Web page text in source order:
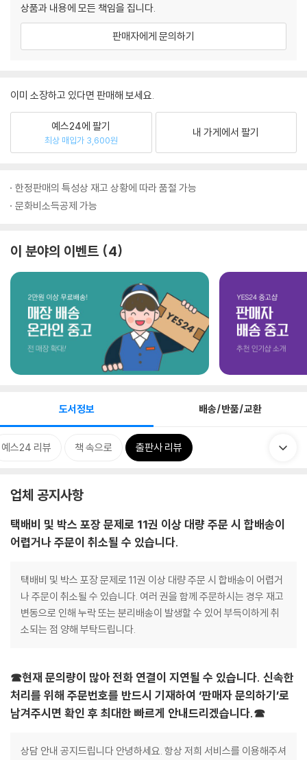
상품과 내용에 모든 책임을 집니다.
판매자에게 문의하기
이미 소장하고 있다면 판매해 보세요.
예스24에 팔기
최상 매입가 3,600원
내 가게에서 팔기
한정판매의 특성상 재고 상황에 따라 품절 가능
문화비소득공제 가능
이 분야의 이벤트 4
도서정보 배송/반품/교환
예스24 리뷰 책 속으로 출판사 리뷰
업체 공지사항
택배비 및 박스 포장 문제로 11권 이상 대량 주문 시 합배송이
어렵거나 주문이 취소될 수 있습니다.
택배비 및 박스 포장 문제로 11권 이상 대량 주문 시 합배송이 어렵거
나 주문이 취소될 수 있습니다. 여러 권을 함께 주문하시는 경우 재고
변동으로 인해 누락 또는 분리배송이 발생할 수 있어 부득이하게 취
소되는 점 양해 부탁드립니다.
☎현재 문의량이 많아 전화 연결이 지연될 수 있습니다. 신속한
처리를 위해 주문번호를 반드시 기재하여 ‘판매자 문의하기’로
남겨주시면 확인 후 최대한 빠르게 안내드리겠습니다.☎
상담 안내 공지드립니다 안녕하세요. 항상 저희 서비스를 이용해주셔